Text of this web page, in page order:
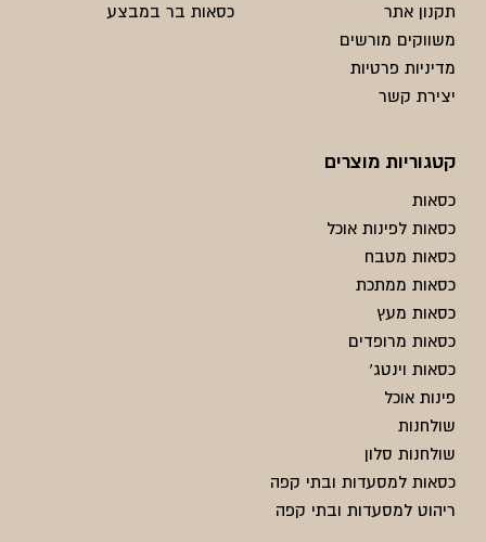
תקנון אתר
משווקים מורשים
מדיניות פרטיות
יצירת קשר
כסאות בר במבצע
קטגוריות מוצרים
כסאות
כסאות לפינות אוכל
כסאות מטבח
כסאות ממתכת
כסאות מעץ
כסאות מרופדים
כסאות וינטג'
פינות אוכל
שולחנות
שולחנות סלון
כסאות למסעדות ובתי קפה
ריהוט למסעדות ובתי קפה